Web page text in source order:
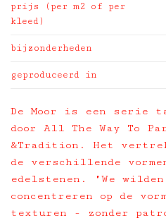
prijs (per m2 of per
kleed)
bijzonderheden
geproduceerd in
De Moor is een serie
door All The Way To
&Tradition. Het
de verschillende
edelstenen. "We
concentreren op de
texturen - zonder